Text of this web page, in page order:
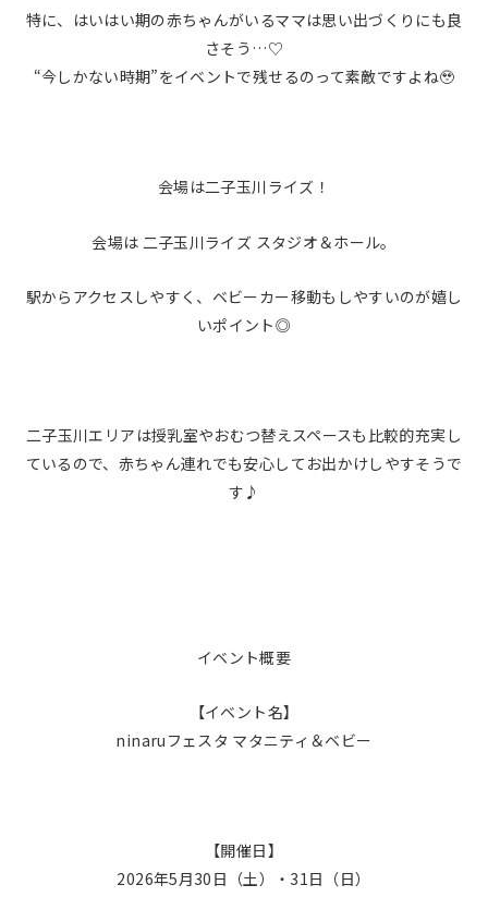
特に、はいはい期の赤ちゃんがいるママは思い出づくりにも良
さそう…♡
“今しかない時期”をイベントで残せるのって素敵ですよね🥹
会場は二子玉川ライズ！
会場は 二子玉川ライズ スタジオ＆ホール。
駅からアクセスしやすく、ベビーカー移動もしやすいのが嬉し
いポイント◎
二子玉川エリアは授乳室やおむつ替えスペースも比較的充実し
ているので、赤ちゃん連れでも安心してお出かけしやすそうで
す♪
イベント概要
【イベント名】
ninaruフェスタ マタニティ＆ベビー
【開催日】
2026年5月30日（土）・31日（日）